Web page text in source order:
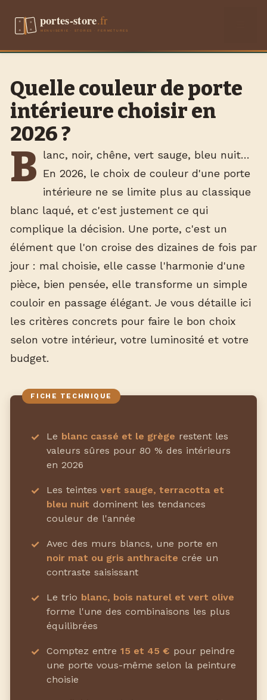
Quelle couleur de porte
intérieure choisir en
2026 ?
B lanc, noir, chêne, vert sauge, bleu nuit…
En 2026, le choix de couleur d'une porte
intérieure ne se limite plus au classique
blanc laqué, et c'est justement ce qui
complique la décision. Une porte, c'est un
élément que l'on croise des dizaines de fois par
jour : mal choisie, elle casse l'harmonie d'une
pièce, bien pensée, elle transforme un simple
couloir en passage élégant. Je vous détaille ici
les critères concrets pour faire le bon choix
selon votre intérieur, votre luminosité et votre
budget.
Le blanc cassé et le grège restent les
valeurs sûres pour 80 % des intérieurs
en 2026
Les teintesvert sauge, terracotta et
bleu nuit dominent les tendances
couleur de l'année
Avec des murs blancs, une porte en
noir mat ou gris anthracite crée un
contraste saisissant
Le trio blanc, bois naturel et vert olive
forme l'une des combinaisons les plus
équilibrées
Comptez entre15 et 45 € pour peindre
une porte vous-même selon la peinture
choisie